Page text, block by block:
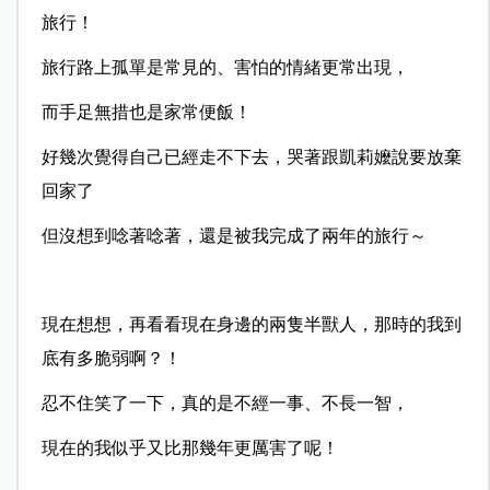
旅行！
旅行路上孤單是常見的、害怕的情緒更常出現，
而手足無措也是家常便飯！
好幾次覺得自己已經走不下去，哭著跟凱莉嬤說要放棄
回家了
但沒想到唸著唸著，還是被我完成了兩年的旅行～
現在想想，再看看現在身邊的兩隻半獸人， 那時的我到
底有多脆弱啊？！
忍不住笑了一下，真的是不經一事、不長一智，
現在的我似乎又比那幾年更厲害了呢！